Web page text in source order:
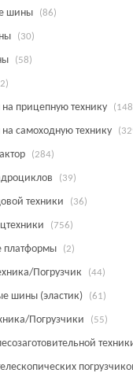
шины (86)
(30)
(58)
прицепную технику
самоходную технику
(284)
(39)
техники (36)
(756)
платформы (2)
Погрузчик (44)
шины (эластик) (61)
Погрузчики (55)